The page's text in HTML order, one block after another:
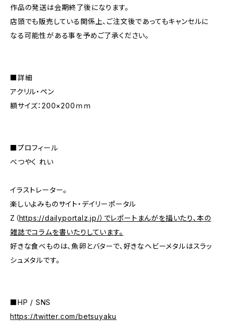
作品の発送は会期終了後になります。
店頭でも販売している関係上、ご注文後であってもキャンセルに
なる可能性がある事を予めご了承ください。
■詳細
アクリル・ペン
額サイズ：200×200ｍｍ
■プロフィール
べつやく れい
イラストレーター。
楽しいよみものサイト・デイリーポータル
Z（https://dailyportalz.jp/）でレポートまんがを描いたり、本の
雑誌でコラムを書いたりしています。
好きな食べものは、魚卵とバターで、好きなヘビーメタルはスラッ
シュメタルです。
■HP / SNS
https://twitter.com/betsuyaku